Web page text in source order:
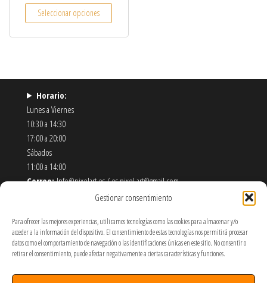
Gestionar consentimiento
Para ofrecer las mejores experiencias, utilizamos tecnologías como las cookies para almacenar y/o
acceder a la información del dispositivo. El consentimiento de estas tecnologías nos permitirá procesar
datos como el comportamiento de navegación o las identificaciones únicas en este sitio. No consentir o
retirar el consentimiento, puede afectar negativamente a ciertas características y funciones.
Seleccionar opciones
Este producto tiene múltiples variantes. Las
Horario:
Lunes a Viernes
10:30 a 14:30
17:00 a 20:00
Sábados
11:00 a 14:00
Correo:Info@pixelart.es / es.pixel.art@gmail.com
910 56 55 72
Móstoles-Madrid
Política de Envíos y Devoluciones